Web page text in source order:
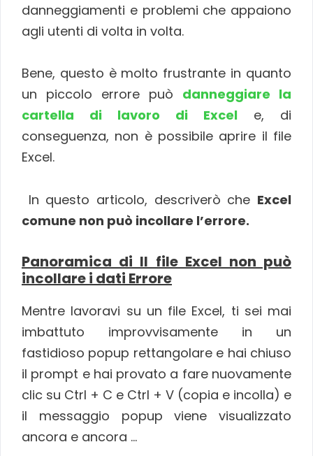
danneggiamenti e problemi che appaiono
agli utenti di volta in volta.
Bene, questo è molto frustrante in quanto
un piccolo errore può danneggiare la
cartella di lavoro di Excel e, di
conseguenza, non è possibile aprire il file
Excel.
In questo articolo, descriverò che Excel
comune non può incollare l’errore.
Panoramica di Il file Excel non può
incollare i dati Errore
Mentre lavoravi su un file Excel, ti sei mai
imbattuto improvvisamente in un
fastidioso popup rettangolare e hai chiuso
il prompt e hai provato a fare nuovamente
clic su Ctrl + C e Ctrl + V (copia e incolla) e
il messaggio popup viene visualizzato
ancora e ancora …